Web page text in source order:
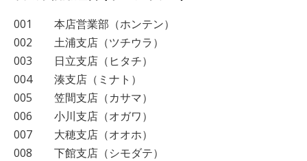
001 本店営業部（ホンテン）
002 土浦支店（ツチウラ）
003 日立支店（ヒタチ）
004 湊支店（ミナト）
005 笠間支店（カサマ）
006 小川支店（オガワ）
007 大穂支店（オオホ）
008 下館支店（シモダテ）